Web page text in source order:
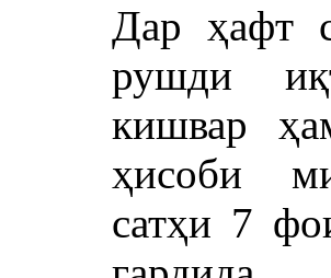
Дар ҳафт
рушди
кишвар
ҳисоби
сатҳи 7